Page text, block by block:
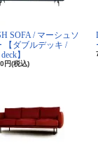
SOFA / マーシュソ
【ダブルデッキ /
】
円(税込)